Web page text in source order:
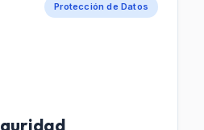
Protección de Datos